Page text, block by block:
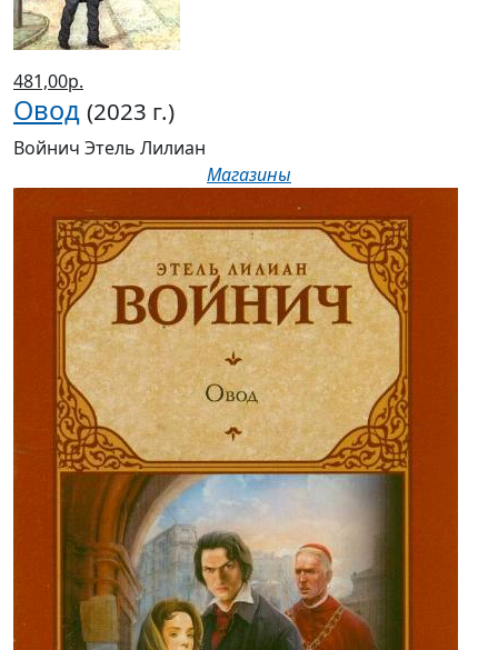
481,00р.
Овод (2023 г.)
Войнич Этель Лилиан
Магазины